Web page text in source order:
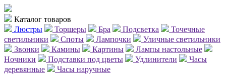
Каталог товаров
Люстры
Торшеры Бра Подсветка
Точечные
светильники
Споты Лампочки
Уличные светильники
Звонки
Камины Картины
Лампы настольные
Ночники
Подставки под цветы Удлинители
Часы
деревянные
Часы наручные